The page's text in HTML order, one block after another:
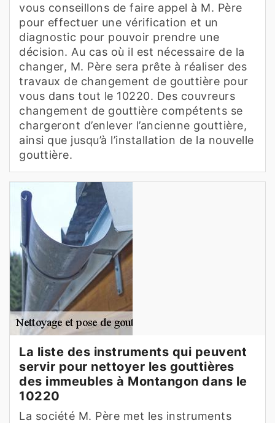
vous conseillons de faire appel à M. Père
pour effectuer une vérification et un
diagnostic pour pouvoir prendre une
décision. Au cas où il est nécessaire de la
changer, M. Père sera prête à réaliser des
travaux de changement de gouttière pour
vous dans tout le 10220. Des couvreurs
changement de gouttière compétents se
chargeront d’enlever l’ancienne gouttière,
ainsi que jusqu’à l’installation de la nouvelle
gouttière.
La liste des instruments qui peuvent
servir pour nettoyer les gouttières
des immeubles à Montangon dans le
10220
La société M. Père met les instruments